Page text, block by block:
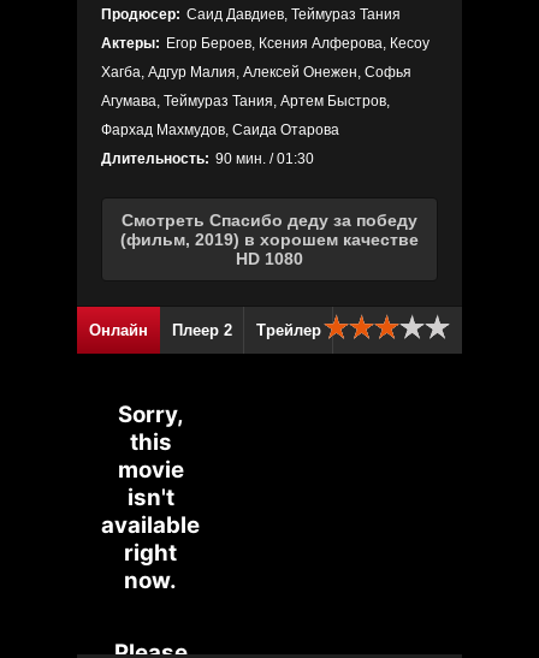
Продюсер: Саид Давдиев, Теймураз Тания
Актеры: Егор Бероев, Ксения Алферова, Кесоу
Хагба, Адгур Малия, Алексей Онежен, Софья
Агумава, Теймураз Тания, Артем Быстров,
Фархад Махмудов, Саида Отарова
Длительность: 90 мин. / 01:30
Смотреть Спасибо деду за победу
(фильм, 2019) в хорошем качестве
HD 1080
Онлайн Плеер 2 Трейлер